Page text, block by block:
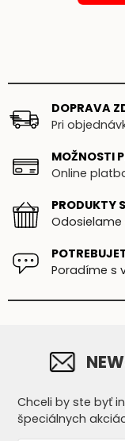
DOPRAVA
Pri
MOŽNOSTI
Online
PRODUKTY
Odosielame
Poradíme s
Chceli by ste byť
špeciálnych